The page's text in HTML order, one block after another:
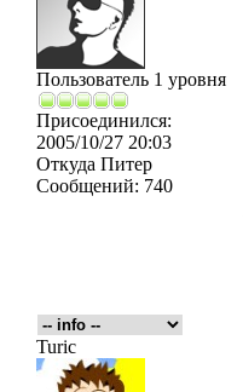
Пользователь 1 уровня
Присоединился:
2005/10/27 20:03
Откуда Питер
Сообщений: 740
Turic